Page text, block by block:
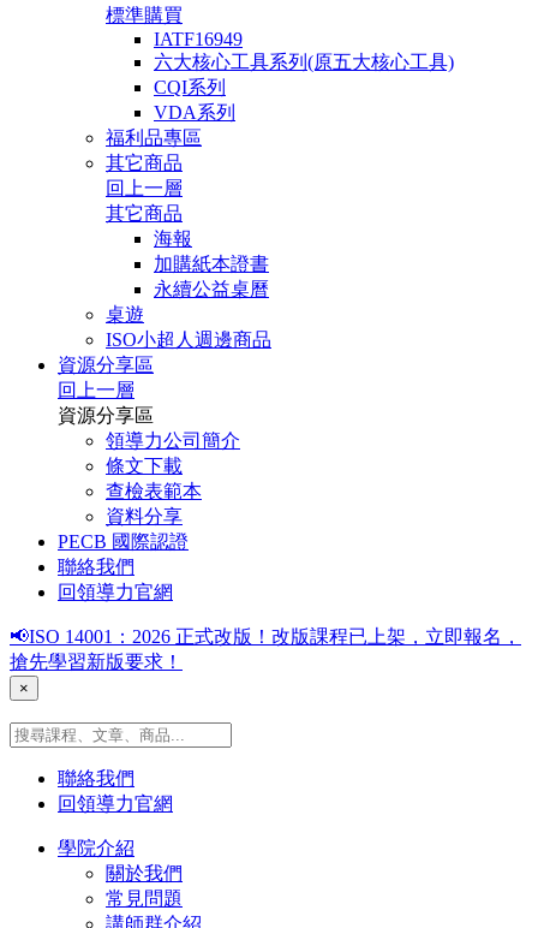
標準購買
IATF16949
六大核心工具系列(原五大核心工具)
CQI系列
VDA系列
福利品專區
其它商品
回上一層
其它商品
海報
加購紙本證書
永續公益桌曆
桌遊
ISO小超人週邊商品
資源分享區
回上一層
資源分享區
領導力公司簡介
條文下載
查檢表範本
資料分享
PECB 國際認證
聯絡我們
回領導力官網
📢ISO 14001：2026 正式改版！改版課程已上架，立即報名，
搶先學習新版要求！
×
聯絡我們
回領導力官網
學院介紹
關於我們
常見問題
講師群介紹